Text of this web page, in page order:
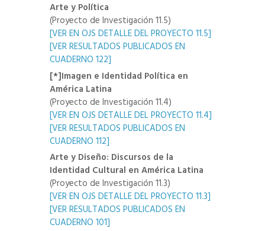
Arte y Política
(Proyecto de Investigación 11.5)
[VER EN OJS DETALLE DEL PROYECTO 11.5]
[VER RESULTADOS PUBLICADOS EN
CUADERNO 122]
[*]Imagen e Identidad Política en
América Latina
(Proyecto de Investigación 11.4)
[VER EN OJS DETALLE DEL PROYECTO 11.4]
[VER RESULTADOS PUBLICADOS EN
CUADERNO 112]
Arte y Diseño: Discursos de la
Identidad Cultural en América Latina
(Proyecto de Investigación 11.3)
[VER EN OJS DETALLE DEL PROYECTO 11.3]
[VER RESULTADOS PUBLICADOS EN
CUADERNO 101]